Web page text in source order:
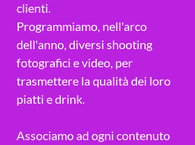
clienti.
Programmiamo, nell'arco
dell'anno, diversi shooting
fotografici e video, per
trasmettere la qualità dei loro
piatti e drink.
Associamo ad ogni contenuto